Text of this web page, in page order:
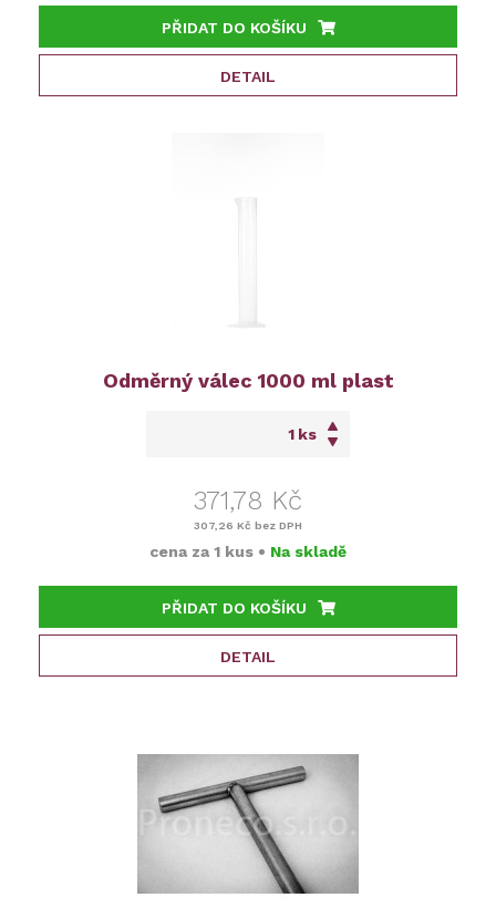
PŘIDAT DO KOŠÍKU
DETAIL
Odměrný válec 1000 ml plast
ks
371,78 Kč
307,26 Kč bez DPH
cena za 1 kus • Na skladě
PŘIDAT DO KOŠÍKU
DETAIL